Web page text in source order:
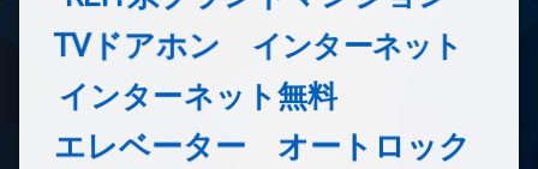
TVドアホン インターネット
インターネット無料
エレベーター オートロック